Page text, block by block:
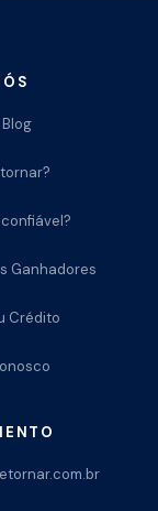
Ganhadores
Crédito